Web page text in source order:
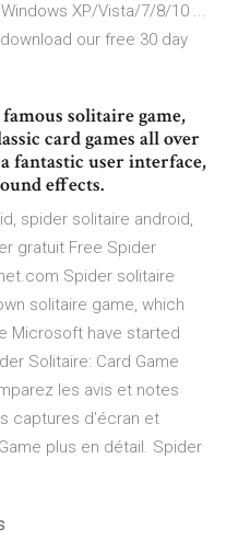
XP/Vista/7/8/10 ...
our free 30 day
solitaire game,
card games all over
fantastic user interface,
effects.
spider solitaire android,
gratuit Free Spider
Spider solitaire
solitaire game, which
Microsoft have started
Solitaire: Card Game
les avis et notes
captures d’écran et
plus en détail. Spider